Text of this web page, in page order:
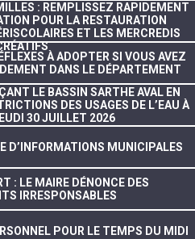
: REMPLISSEZ RAPIDEMENT
POUR LA RESTAURATION
ET LES MERCREDIS
À ADOPTER SI VOUS AVEZ
DANS LE DÉPARTEMENT
LE BASSIN SARTHE AVAL EN
DES USAGES DE L’EAU À
30 JUILLET 2026
D’INFORMATIONS MUNICIPALES
: LE MAIRE DÉNONCE DES
IRRESPONSABLES
POUR LE TEMPS DU MIDI